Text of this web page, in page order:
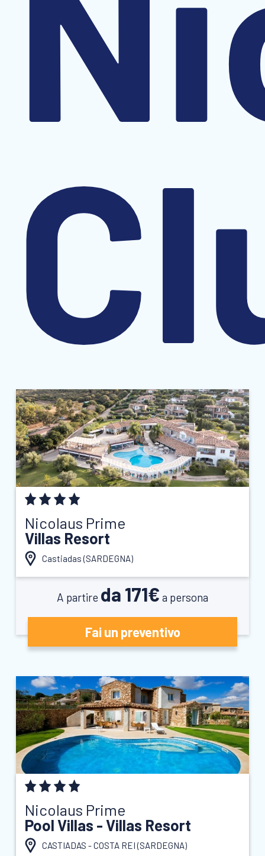
Nicolaus Prime
Villas Resort
Castiadas (SARDEGNA)
A partire da 171€ a persona
Fai un preventivo
Nicolaus Prime
Pool Villas - Villas Resort
CASTIADAS - COSTA REI (SARDEGNA)